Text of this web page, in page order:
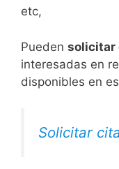
etc,
​Pueden solicitar
interesadas en
disponibles en
Solicitar